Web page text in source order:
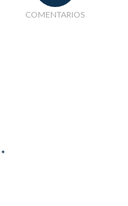
COMENTARIOS
*